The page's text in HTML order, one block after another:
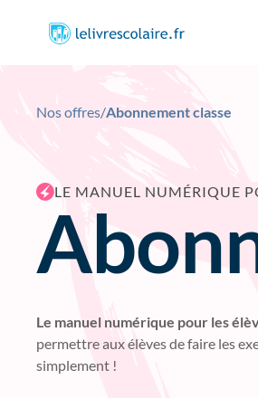
Nos offres/Abonnement classe
LE MANUEL NUMÉRIQUE
Le manuel numérique pour les
permettre aux élèves de faire les
simplement !